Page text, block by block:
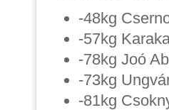
-48kg
-57kg
-78kg Joó
-73kg
-81kg